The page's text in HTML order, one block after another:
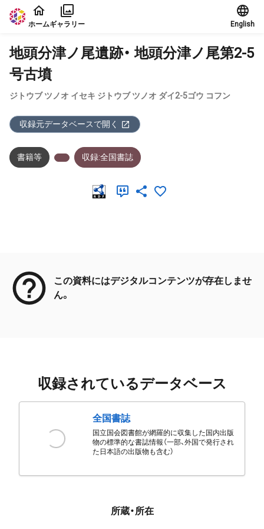
本文に飛ぶ
ホームギャラリー English
地頭分津ノ尾遺跡・ 地頭分津ノ尾第2-5
号古墳
ジトウブ ツノオ イセキ ジトウブ ツノオ ダイ2-5ゴウ コフン
収録元データベースで開く
書籍等 収録:全国書誌
この資料にはデジタルコンテンツが存在しませ
ん。
収録されているデータベース
全国書誌
国立国会図書館が網羅的に収集した国内出版
物の標準的な書誌情報（一部、外国で発行され
た日本語の出版物も含む）
所蔵・所在